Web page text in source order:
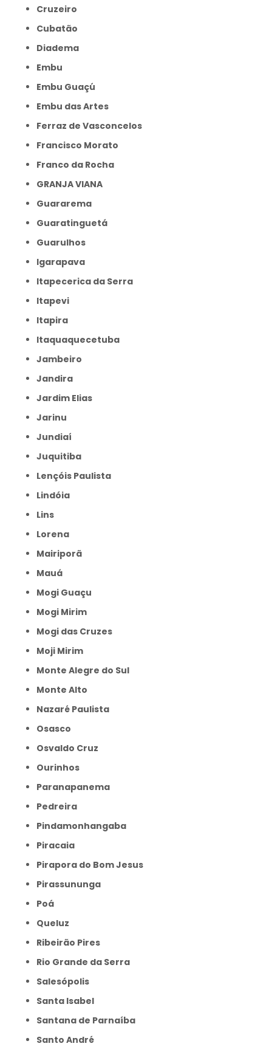
Cruzeiro
Cubatão
Diadema
Embu
Embu Guaçú
Embu das Artes
Ferraz de Vasconcelos
Francisco Morato
Franco da Rocha
GRANJA VIANA
Guararema
Guaratinguetá
Guarulhos
Igarapava
Itapecerica da Serra
Itapevi
Itapira
Itaquaquecetuba
Jambeiro
Jandira
Jardim Elias
Jarinu
Jundiaí
Juquitiba
Lençóis Paulista
Lindóia
Lins
Lorena
Mairiporã
Mauá
Mogi Guaçu
Mogi Mirim
Mogi das Cruzes
Moji Mirim
Monte Alegre do Sul
Monte Alto
Nazaré Paulista
Osasco
Osvaldo Cruz
Ourinhos
Paranapanema
Pedreira
Pindamonhangaba
Piracaia
Pirapora do Bom Jesus
Pirassununga
Poá
Queluz
Ribeirão Pires
Rio Grande da Serra
Salesópolis
Santa Isabel
Santana de Parnaíba
Santo André